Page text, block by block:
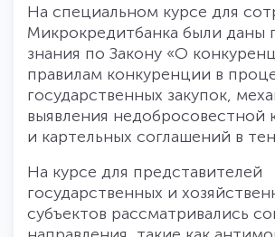
На специальном курсе для
Микрокредитбанка были даны
знания по Закону «О
правилам конкуренции в
государственных закупок,
выявления недобросовестной
и картельных соглашений в
На курсе для представителей
государственных и
субъектов рассматривались